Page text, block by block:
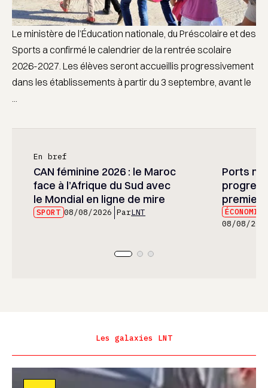
Le ministère de l’Éducation nationale, du Préscolaire et des
Sports a confirmé le calendrier de la rentrée scolaire
2026-2027. Les élèves seront accueillis progressivement
dans les établissements à partir du 3 septembre, avant le
En bref
CAN féminine 2026 : le Maroc
face à l’Afrique du Sud avec
le Mondial en ligne de mire
SPORT 08/08/2026 ParLNT
Ports
premier
08/08/
Les galaxies LNT